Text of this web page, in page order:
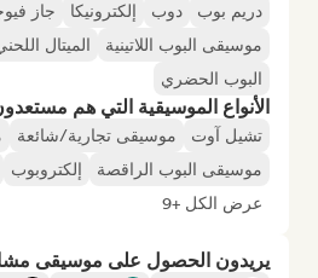
دريم بوب دوب إلكترونيكا جاز
موسيقى البوب اللاتينية
الميتال
البوب الحضري
الأنواع الموسيقية التي هم
تشيل آوت موسيقى تجارية/شائعة
موسيقى البوب الراقصة
إلكتروبوب
عرض الكل +9
يريدون الحصول على موسيقى